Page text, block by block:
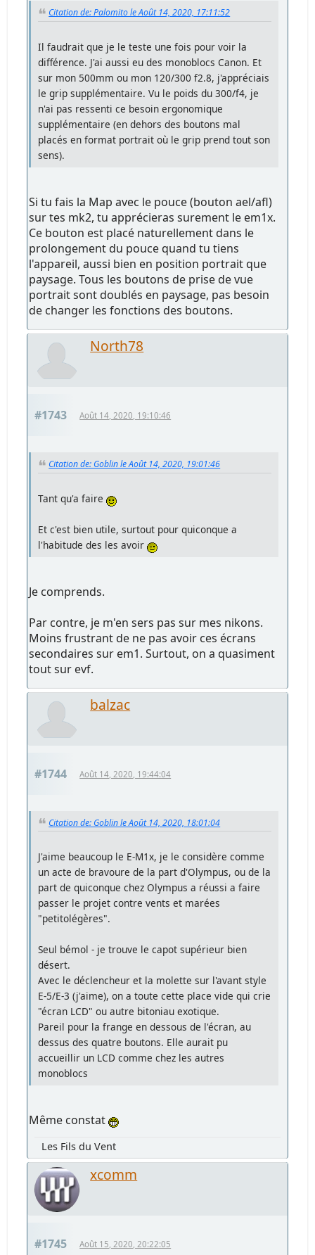
Citation de: Palomito le Août 14, 2020, 17:11:52
Il faudrait que je le teste une fois pour voir la
différence. J'ai aussi eu des monoblocs Canon. Et
sur mon 500mm ou mon 120/300 f2.8, j'appréciais
le grip supplémentaire. Vu le poids du 300/f4, je
n'ai pas ressenti ce besoin ergonomique
supplémentaire (en dehors des boutons mal
placés en format portrait où le grip prend tout son
sens).
Si tu fais la Map avec le pouce (bouton ael/afl)
sur tes mk2, tu apprécieras surement le em1x.
Ce bouton est placé naturellement dans le
prolongement du pouce quand tu tiens
l'appareil, aussi bien en position portrait que
paysage. Tous les boutons de prise de vue
portrait sont doublés en paysage, pas besoin
de changer les fonctions des boutons.
North78
#1743 Août 14, 2020, 19:10:46
Citation de: Goblin le Août 14, 2020, 19:01:46
Tant qu'a faire
Et c'est bien utile, surtout pour quiconque a
l'habitude des les avoir
Je comprends.
Par contre, je m'en sers pas sur mes nikons.
Moins frustrant de ne pas avoir ces écrans
secondaires sur em1. Surtout, on a quasiment
tout sur evf.
balzac
#1744 Août 14, 2020, 19:44:04
Citation de: Goblin le Août 14, 2020, 18:01:04
J'aime beaucoup le E-M1x, je le considère comme
un acte de bravoure de la part d'Olympus, ou de la
part de quiconque chez Olympus a réussi a faire
passer le projet contre vents et marées
"petitolégères".
Seul bémol - je trouve le capot supérieur bien
désert.
Avec le déclencheur et la molette sur l'avant style
E-5/E-3 (j'aime), on a toute cette place vide qui crie
"écran LCD" ou autre bitoniau exotique.
Pareil pour la frange en dessous de l'écran, au
dessus des quatre boutons. Elle aurait pu
accueillir un LCD comme chez les autres
monoblocs
Même constat
Les Fils du Vent
xcomm
#1745 Août 15, 2020, 20:22:05